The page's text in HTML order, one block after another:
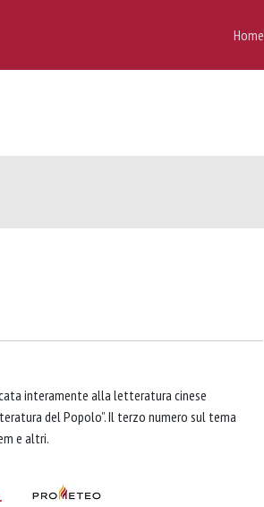
Home
interamente alla letteratura cinese
del Popolo”. Il terzo numero sul tema
e altri.